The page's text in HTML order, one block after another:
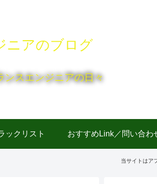
ンスエンジニアの日々
ックリスト おすすめLink／問い合わ
当サイトはア